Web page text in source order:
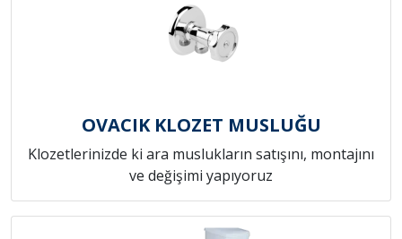
OVACIK KLOZET MUSLUĞU
Klozetlerinizde ki ara muslukların satışını, montajını
ve değişimi yapıyoruz